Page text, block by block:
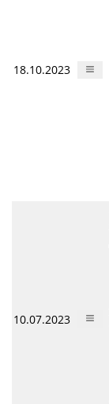
18.10.2023
10.07.2023